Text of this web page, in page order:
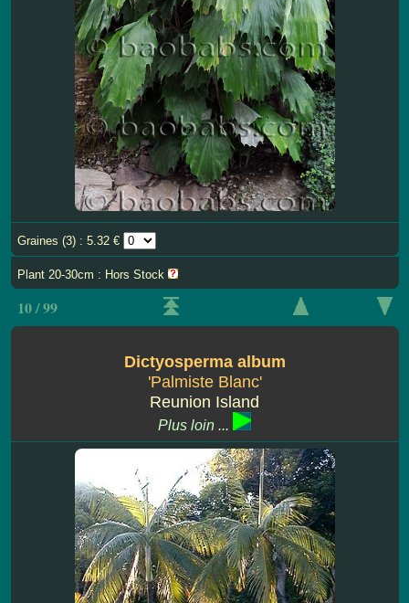
Graines (3) : 5.32 €
Plant 20-30cm : Hors Stock
10 / 99
Dictyosperma album
'Palmiste Blanc'
Reunion Island
Plus loin ...